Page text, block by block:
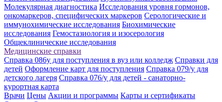
Молекулярная диагностика Исследования уровня гормонов,
онкомаркеров, специфических маркеров Серологические и
иммунохимические исследования Биохимические
исследования Гемостазиология и изосерология
Общеклинические исследования
Медицинские справки
Справка 086у для поступления в вуз или колледж Справки для
детей Оформление карт для поступления Справка 079/у для
детского лагеря Справка 076/у для детей - санаторно-
курортная карта
Врачи Цены Акции и программы Карты и сертификаты